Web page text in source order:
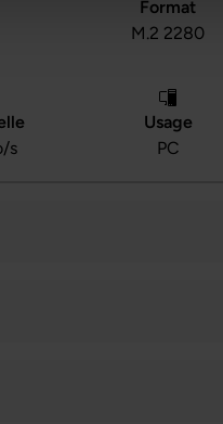
Format
M.2 2280
s
Usage
PC